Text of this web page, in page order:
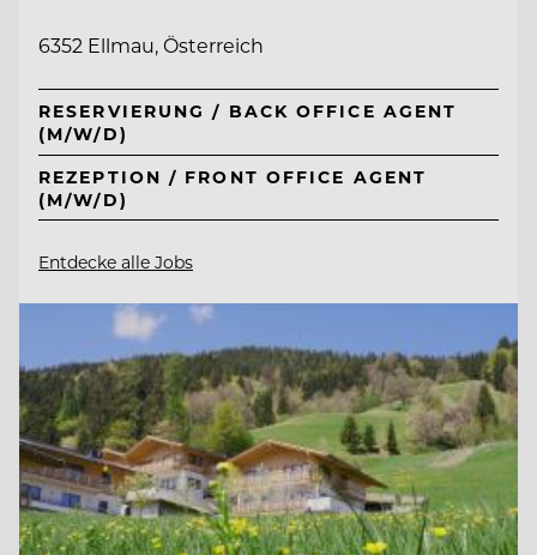
6352 Ellmau, Österreich
RESERVIERUNG / BACK OFFICE AGENT
(M/W/D)
REZEPTION / FRONT OFFICE AGENT
(M/W/D)
Entdecke alle Jobs